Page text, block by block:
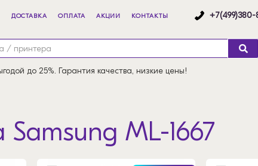
ДОСТАВКА ОПЛАТА АКЦИИ КОНТАКТЫ +7(499)380-
до 25%. Гарантия качества, низкие цены!
ML-1667